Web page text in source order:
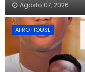
Agosto 07, 2026
AFRO HOUSE